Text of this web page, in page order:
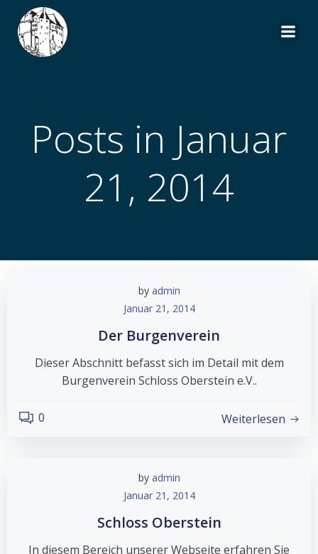
Posts in Januar
21, 2014
by admin
Januar 21, 2014
Der Burgenverein
Dieser Abschnitt befasst sich im Detail mit dem
Burgenverein Schloss Oberstein e.V..
0 Weiterlesen
by admin
Januar 21, 2014
Schloss Oberstein
In diesem Bereich unserer Webseite erfahren Sie